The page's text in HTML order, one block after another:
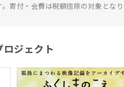
付・会費は税額控除の対象となり
ロジェクト